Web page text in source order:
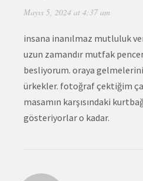
Mayıs 5, 2024 at 4:37 am
insana inanılmaz mutluluk
uzun zamandır mutfak
besliyorum. oraya
ürkekler. fotoğraf çektiğim
masamın karşısındaki
gösteriyorlar o kadar.